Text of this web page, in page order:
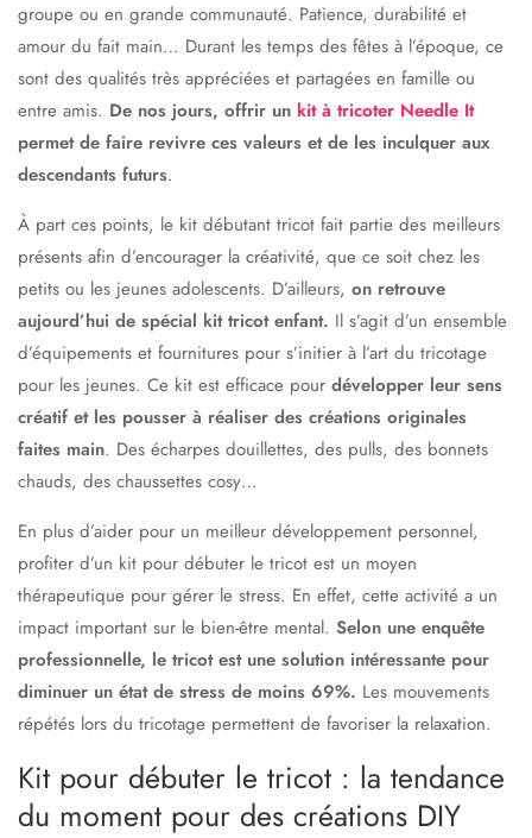
groupe ou en grande communauté. Patience, durabilité et
amour du fait main… Durant les temps des fêtes à l’époque, ce
sont des qualités très appréciées et partagées en famille ou
entre amis. De nos jours, offrir un kit à tricoter Needle It
permet de faire revivre ces valeurs et de les inculquer aux
descendants futurs.
À part ces points, le kit débutant tricot fait partie des meilleurs
présents afin d’encourager la créativité, que ce soit chez les
petits ou les jeunes adolescents. D’ailleurs, on retrouve
aujourd’hui de spécial kit tricot enfant. Il s’agit d’un ensemble
d’équipements et fournitures pour s’initier à l’art du tricotage
pour les jeunes. Ce kit est efficace pour développer leur sens
créatif et les pousser à réaliser des créations originales
faites main. Des écharpes douillettes, des pulls, des bonnets
chauds, des chaussettes cosy…
En plus d’aider pour un meilleur développement personnel,
profiter d’un kit pour débuter le tricot est un moyen
thérapeutique pour gérer le stress. En effet, cette activité a un
impact important sur le bien-être mental. Selon une enquête
professionnelle, le tricot est une solution intéressante pour
diminuer un état de stress de moins 69%. Les mouvements
répétés lors du tricotage permettent de favoriser la relaxation.
Kit pour débuter le tricot : la tendance
du moment pour des créations DIY